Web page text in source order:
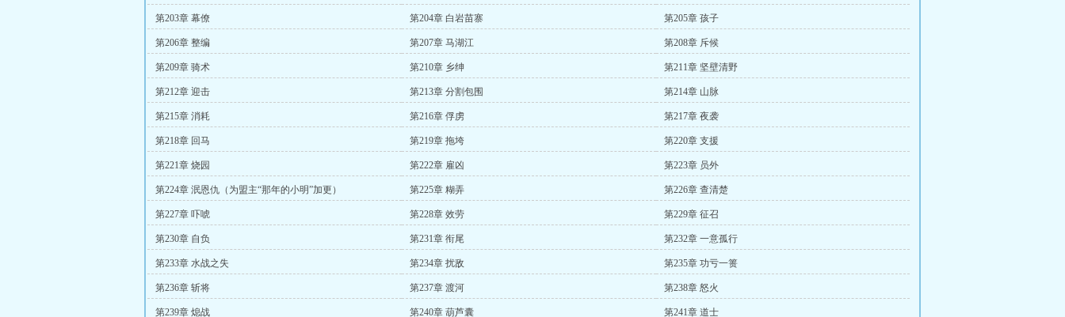
第203章 幕僚 第204章 白岩苗寨 第205章 孩子
第206章 整编 第207章 马湖江 第208章 斥候
第209章 骑术 第210章 乡绅 第211章 坚壁清野
第212章 迎击 第213章 分割包围 第214章 山脉
第215章 消耗 第216章 俘虏 第217章 夜袭
第218章 回马 第219章 拖垮 第220章 支援
第221章 烧园 第222章 雇凶 第223章 员外
第224章 泯恩仇（为盟主“那年的小明”加更） 第225章 糊弄 第226章 查清楚
第227章 吓唬 第228章 效劳 第229章 征召
第230章 自负 第231章 衔尾 第232章 一意孤行
第233章 水战之失 第234章 扰敌 第235章 功亏一篑
第236章 斩将 第237章 渡河 第238章 怒火
第239章 熄战 第240章 葫芦囊 第241章 道士